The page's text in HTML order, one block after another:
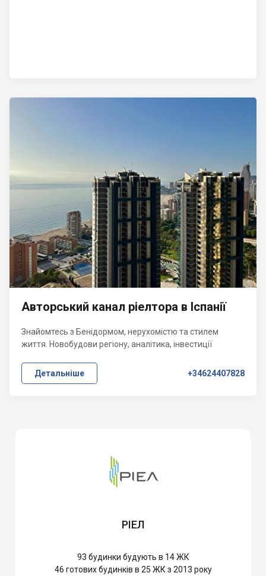
Авторський канал ріелтора в Іспанії
Знайомтесь з Бенідормом, нерухомістю та стилем
життя. Новобудови регіону, аналітика, інвестиції
Детальніше +34624407828
РІЕЛ
93 будинки будують в 14 ЖК
46 готових будинків в 25 ЖК з 2013 року